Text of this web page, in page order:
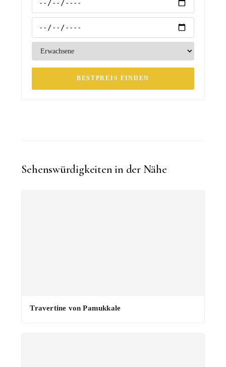
BESTPREIS FINDEN
Sehenswürdigkeiten in der Nähe
Travertine von Pamukkale